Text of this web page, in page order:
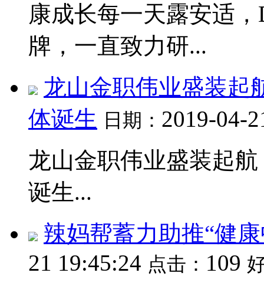
康成长每一天露安适，
牌，一直致力研...
龙山金职伟业盛装起
体诞生 日期： 2019-04-
龙山金职伟业盛装起
诞生...
辣妈帮蓄力助推“健
21 19:45:24 点击： 109